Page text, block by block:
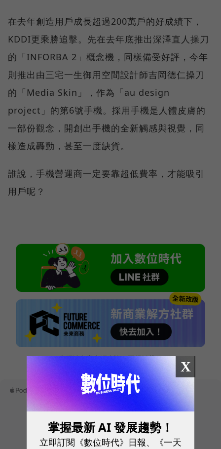
在去年創造用戶成長超過200萬戶的好成績下，
KDDI更乘勝追擊。先在去年底推出深澤直人操刀
的「INFORBA 2」概念機，同樣備受好評，今年
則推出由三宅一生御用空間設計師吉岡德仁操刀
的「Media Skin」，作為「au design
project」的第6號手機。採用手機是人體皮膚的
一部份觀念，開創出手機的全新觸感與視覺，同
樣造成轟動，甚至一度缺貨。
誰說，手機營運商一定要靠超低費率，才能吸引
用戶呢？
本網站內容未經允許，不得轉載。 X
掌握最新 AI 發展趨勢！
立即訂閱《數位時代》日報、《一天